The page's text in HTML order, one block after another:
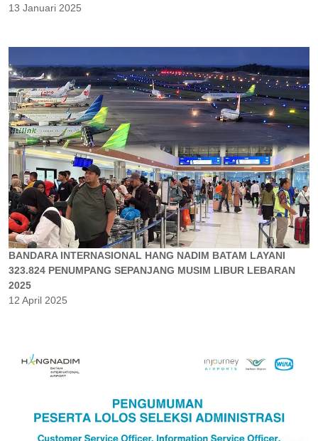
13 Januari 2025
BANDARA INTERNASIONAL HANG NADIM BATAM LAYANI
323.824 PENUMPANG SEPANJANG MUSIM LIBUR LEBARAN
2025
12 April 2025